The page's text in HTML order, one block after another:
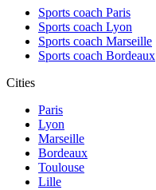
Sports coach Paris
Sports coach Lyon
Sports coach Marseille
Sports coach Bordeaux
Cities
Paris
Lyon
Marseille
Bordeaux
Toulouse
Lille